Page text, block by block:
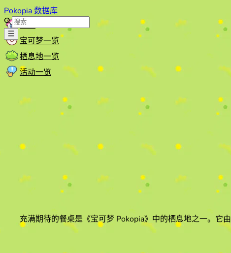
Pokopia 数据库
首页
宝可梦一览
栖息地一览
活动一览
充满期待的餐桌是《宝可梦 Pokopia》中的栖息地之一。它由